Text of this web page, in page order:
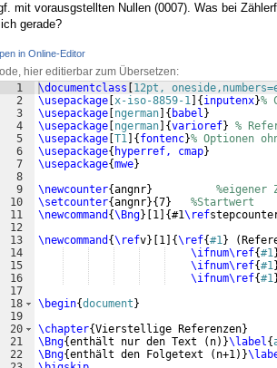
mit vorausgstellten Nullen (0007). Was bei
gerade?
in Online-Editor
hier editierbar zum Übersetzen:
1
2
3
4
5
6
7
8
9
10
11
12
13
14
15
16
17
18
19
20
21
22
\documentclass 12pt,
\usepackage x-iso-8859-1 { inputenx}%
\usepackage ngerman { babel }
\usepackage ngerman {varioref} %
\usepackage T1 { fontenc}% Optionen
\usepackage{ hyperref, cmap}
\usepackage{mwe}
\newcounter{angnr}
%eigener
\setcounter{angnr}{7}
%Startwert
\newcommand {\Bng} 1 {#1\ref
\newcommand {\refv} 1 {\ref{#1} (
\ifnum\ref{#1
\ifnum\ref{#1
\ifnum\ref{#1
\begin{document }
\chapter{Vierstellige Referenzen}
\Bng{enthält nur den Text ( n)}\label{
\Bng{enthält den Folgetext ( n+1)}